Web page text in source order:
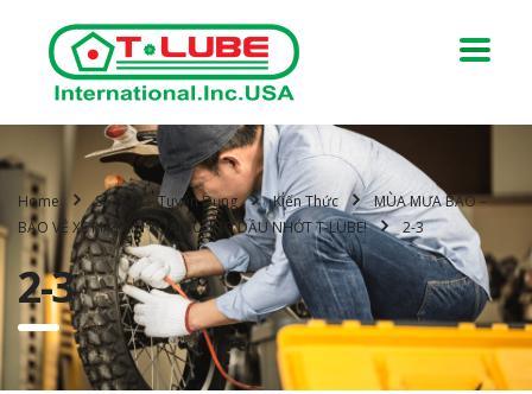
Home Sự Kiện – Tuyển Dụng Kiến Thức
MÙA MƯA BÃO –
BẢO VỆ XE MÁY AN TOÀN CÙNG DẦU NHỚT T-LUBE!
2-3
2-3